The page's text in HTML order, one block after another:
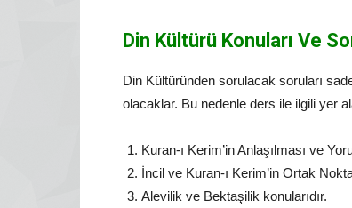
Din Kültürü Konuları Ve
Din Kültüründen sorulacak soruları
olacaklar. Bu nedenle ders ile ilgili yer
Kuran-ı Kerim’in Anlaşılması ve
İncil ve Kuran-ı Kerim’in Ortak
Alevilik ve Bektaşilik konularıdır.